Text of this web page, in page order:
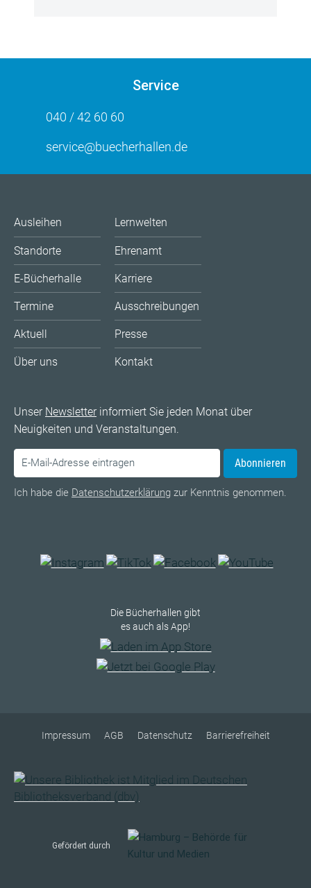
Service
040 / 42 60 60
service@buecherhallen.de
Ausleihen
Standorte
E-Bücherhalle
Termine
Aktuell
Über uns
Lernwelten
Ehrenamt
Karriere
Ausschreibungen
Presse
Kontakt
Unser Newsletterinformiert Sie jeden Monat über
Neuigkeiten und Veranstaltungen.
Abonnieren
Ich habe die Datenschutzerklärung zur Kenntnis genommen.
Die Bücherhallen gibt
es auch als App!
Impressum AGB Datenschutz Barrierefreiheit
Gefördert durch